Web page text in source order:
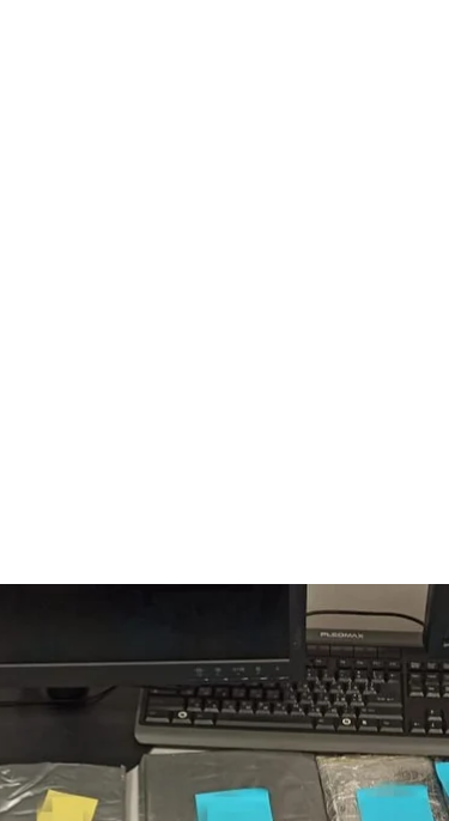
Пакеты с наркотиками, которые изъяли у
СБУ
гражданина одной из стран
в 11,5 миллиона рублей.
Украины.
планировал продать кокаин местным
Он даже записался на